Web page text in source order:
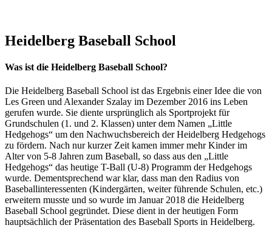
Heidelberg Baseball School
Was ist die Heidelberg Baseball School?
Die Heidelberg Baseball School ist das Ergebnis einer Idee die von
Les Green und Alexander Szalay im Dezember 2016 ins Leben
gerufen wurde. Sie diente ursprünglich als Sportprojekt für
Grundschulen (1. und 2. Klassen) unter dem Namen „Little
Hedgehogs“ um den Nachwuchsbereich der Heidelberg Hedgehogs
zu fördern. Nach nur kurzer Zeit kamen immer mehr Kinder im
Alter von 5-8 Jahren zum Baseball, so dass aus den „Little
Hedgehogs“ das heutige T-Ball (U-8) Programm der Hedgehogs
wurde. Dementsprechend war klar, dass man den Radius von
Baseballinteressenten (Kindergärten, weiter führende Schulen, etc.)
erweitern musste und so wurde im Januar 2018 die Heidelberg
Baseball School gegründet. Diese dient in der heutigen Form
hauptsächlich der Präsentation des Baseball Sports in Heidelberg.